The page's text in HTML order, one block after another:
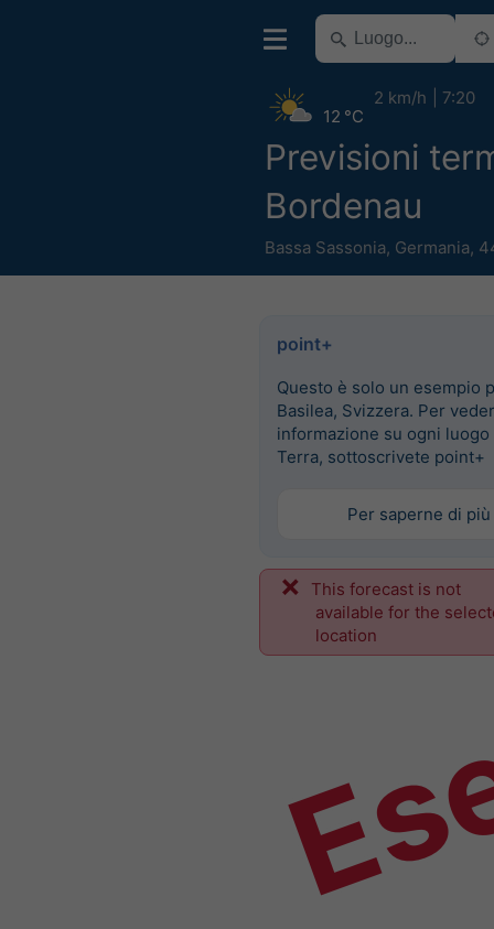
Previsioni
Bordenau
Bassa Sassonia, Germania,
12 °C
2 km/h 7:20
point+
Questo è solo un esempio
Basilea, Svizzera. Per
informazione su ogni luogo
Terra, sottoscrivete point+
Per saperne di più
This forecast is not
available for the
location